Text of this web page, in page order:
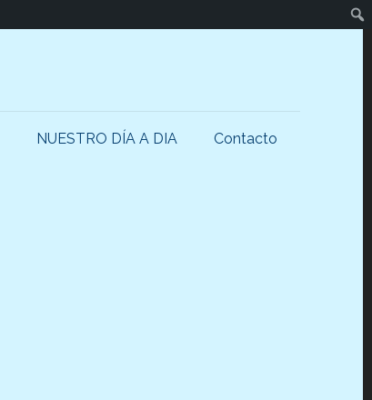
NUESTRO DÍA A DIA Contacto